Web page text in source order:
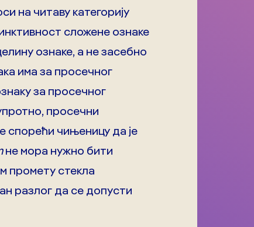
на читаву категорију
сложене ознаке
ознаке, а не засебно
има за просечног
за просечног
просечни
спорећи чињеницу да је
не мора нужно бити
промету стекла
разлог да се допусти